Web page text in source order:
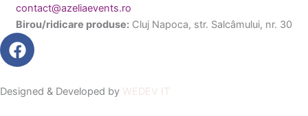
contact@azeliaevents.ro
Birou/ridicare produse: Cluj Napoca, str. Salcâmului, nr. 30
F
a
e
Designed & Developed by WEDEV IT